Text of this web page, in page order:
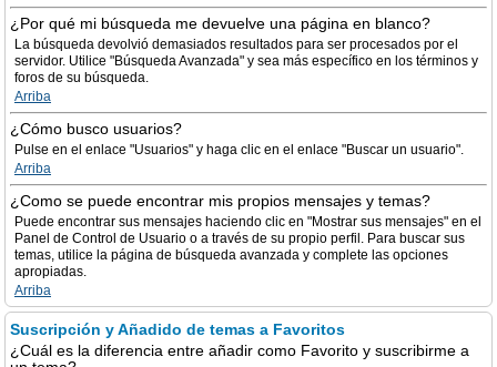
¿Por qué mi búsqueda me devuelve una página en blanco?
La búsqueda devolvió demasiados resultados para ser procesados por el
servidor. Utilice "Búsqueda Avanzada" y sea más específico en los términos y
foros de su búsqueda.
Arriba
¿Cómo busco usuarios?
Pulse en el enlace "Usuarios" y haga clic en el enlace "Buscar un usuario".
Arriba
¿Como se puede encontrar mis propios mensajes y temas?
Puede encontrar sus mensajes haciendo clic en "Mostrar sus mensajes" en el
Panel de Control de Usuario o a través de su propio perfil. Para buscar sus
temas, utilice la página de búsqueda avanzada y complete las opciones
apropiadas.
Arriba
Suscripción y Añadido de temas a Favoritos
¿Cuál es la diferencia entre añadir como Favorito y suscribirme a